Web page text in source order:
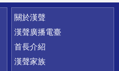
關於漢聲
漢聲廣播電臺
首長介紹
漢聲家族